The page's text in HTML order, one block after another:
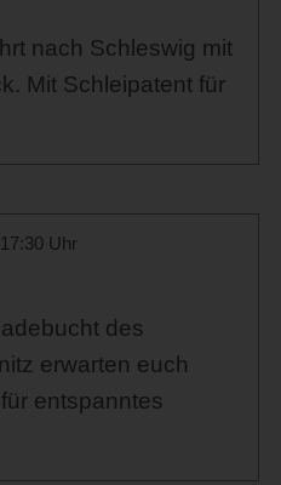
nach Schleswig mit
Mit Schleipatent für
Uhr
des
erwarten euch
entspanntes